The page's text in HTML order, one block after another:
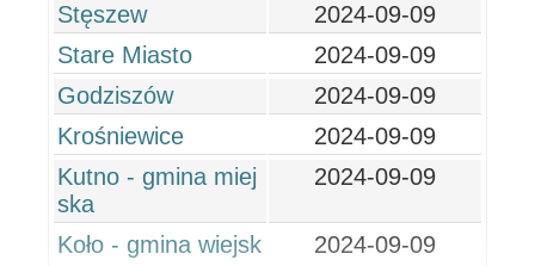
Stęszew
2024-09-09
Stare Miasto
2024-09-09
Godziszów
2024-09-09
Krośniewice
2024-09-09
Kutno - gmina miej
ska
2024-09-09
Koło - gmina wiejsk
2024-09-09